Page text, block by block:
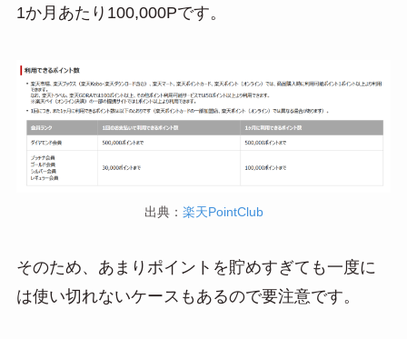
1か月あたり100,000Pです。
出典： 楽天PointClub
そのため、あまりポイントを貯めすぎても一度に
は使い切れないケースもあるので要注意です。